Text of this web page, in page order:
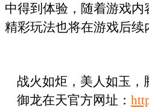
中得到体验，随着游戏
精彩玩法也将在游戏后
战火如炬，美人如玉，
御龙在天官方网址：